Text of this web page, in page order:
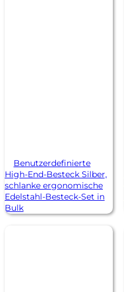
Benutzerdefinierte
High-End-Besteck Silber,
schlanke ergonomische
Edelstahl-Besteck-Set in
Bulk